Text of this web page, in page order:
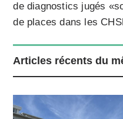
de diagnostics jugés
de places dans les
Articles récents du